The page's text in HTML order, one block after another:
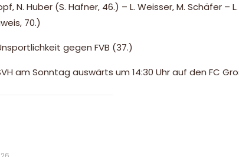
N. Huber (S. Hafner, 46.) – L. Weisser, M. Schäfer –
70.)
gegen FVB (37.)
am Sonntag auswärts um 14:30 Uhr auf den FC